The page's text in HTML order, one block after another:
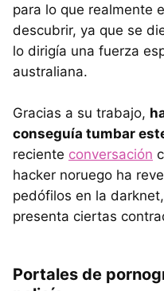
para lo que realmente
descubrir, ya que se
lo dirigía una fuerza
australiana.
Gracias a su trabajo,
conseguía tumbar
reciente conversación
hacker noruego ha
pedófilos en la
presenta ciertas
Portales de